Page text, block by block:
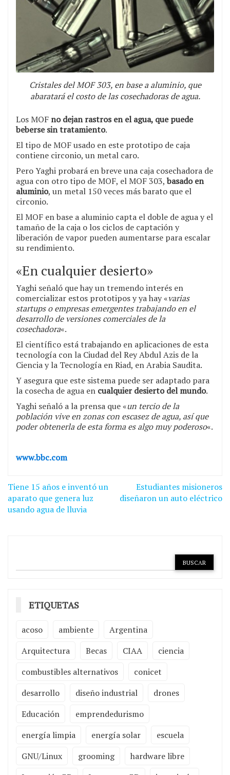
Cristales del MOF 303, en base a aluminio, que
abaratará el costo de las cosechadoras de agua.
Los MOF no dejan rastros en el agua, que puede
beberse sin tratamiento.
El tipo de MOF usado en este prototipo de caja
contiene circonio, un metal caro.
Pero Yaghi probará en breve una caja cosechadora de
agua con otro tipo de MOF, el MOF 303,basado en
aluminio, un metal 150 veces más barato que el
circonio.
El MOF en base a aluminio capta el doble de agua y el
tamaño de la caja o los ciclos de captación y
liberación de vapor pueden aumentarse para escalar
su rendimiento.
«En cualquier desierto»
Yaghi señaló que hay un tremendo interés en
comercializar estos prototipos y ya hay «varias
startups o empresas emergentes trabajando en el
desarrollo de versiones comerciales de la
cosechadora«.
El científico está trabajando en aplicaciones de esta
tecnología con la Ciudad del Rey Abdul Azis de la
Ciencia y la Tecnología en Riad, en Arabia Saudita.
Y asegura que este sistema puede ser adaptado para
la cosecha de agua en cualquier desierto del mundo.
Yaghi señaló a la prensa que «un tercio de la
población vive en zonas con escasez de agua, así que
poder obtenerla de esta forma es algo muy poderoso«.
www.bbc.com
Navegación
de
entradas
Tiene 15 años e inventó un
aparato que genera luz
usando agua de lluvia
Estudiantes misioneros
diseñaron un auto eléctrico
ETIQUETAS
acoso ambiente
Argentina
Arquitectura
Becas CIAA
ciencia
combustibles alternativos
conicet
desarrollo
diseño industrial
drones
Educación
emprendedurismo
energía limpia
energía solar
escuela
GNU/Linux
grooming
hardware libre